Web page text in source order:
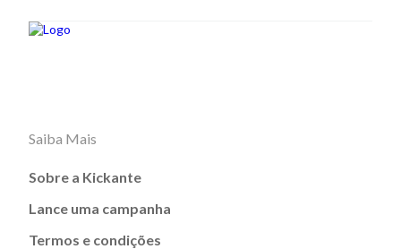
Saiba Mais
Sobre a Kickante
Lance uma campanha
Termos e condições